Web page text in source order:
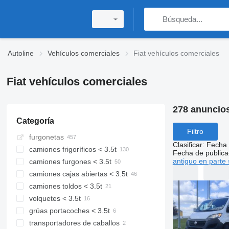
Autoline Vehículos comerciales Fiat vehículos comerciales
Fiat vehículos comerciales
Categoría
furgonetas
camiones frigoríficos < 3.5t
camiones furgones < 3.5t
camiones cajas abiertas < 3.5t
camiones toldos < 3.5t
volquetes < 3.5t
grúas portacoches < 3.5t
transportadores de caballos
278
Filtro
Clasificar: Fecha
Fecha de
antiguo en parte